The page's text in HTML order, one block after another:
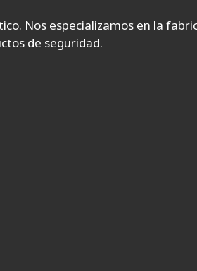
Nos especializamos en la
de seguridad.